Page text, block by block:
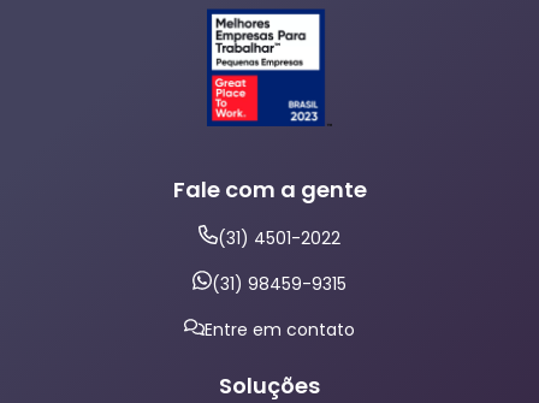
Fale com a gente
(31) 4501-2022
(31) 98459-9315
Entre em contato
Soluções